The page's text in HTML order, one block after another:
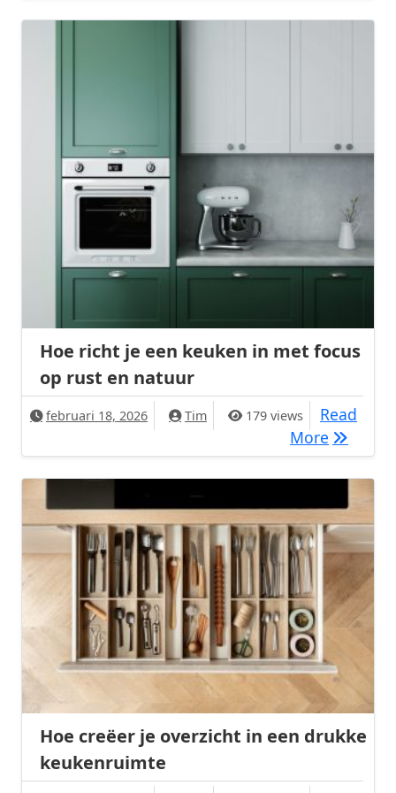
Hoe richt je een keuken in met focus
op rust en natuur
februari 18, 2026 Tim 179 views
Read
More Hoe
Hoe creëer je overzicht in een drukke
keukenruimte